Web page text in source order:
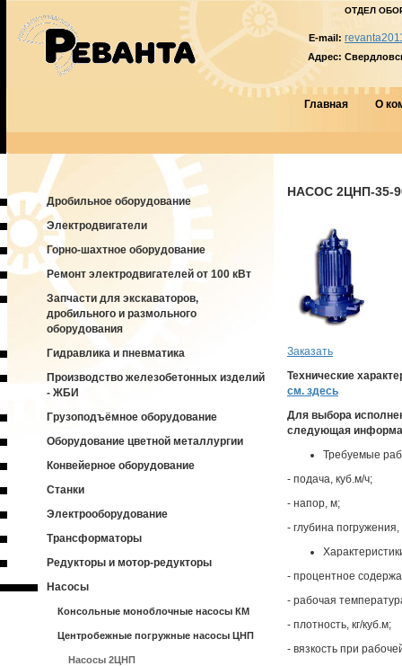
ОТДЕЛ
E-mail:
Адрес:
Главная О
Дробильное оборудование
Электродвигатели
Горно-шахтное оборудование
Ремонт электродвигателей от 100 кВт
Запчасти для экскаваторов,
дробильного и размольного
оборудования
Гидравлика и пневматика
Производство железобетонных изделий
- ЖБИ
Грузоподъёмное оборудование
Оборудование цветной металлургии
Конвейерное оборудование
Станки
Электрооборудование
Трансформаторы
Редукторы и мотор-редукторы
Насосы
Консольные моноблочные насосы КМ
Центробежные погружные насосы ЦНП
Насосы 2ЦНП
НАСОС 2ЦНП-35-
Заказать
Технические
см. здесь
Для выбора
следующая
Требуемые
- подача, куб.м/ч;
- напор, м;
- глубина
- процентное
- рабочая
- плотность, кг/куб.м;
- вязкость при